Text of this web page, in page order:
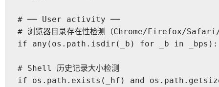
# ── User activity ──
# 浏览器目录存在性检测（Chrome/Firefox/
if any(os.path.isdir(_b) for _b in _bps):
# Shell 历史记录大小检测
if os.path.exists(_hf) and